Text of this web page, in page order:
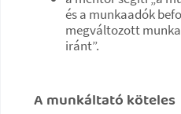
és a munkaadók
megváltozott
iránt”.
A munkáltató köteles